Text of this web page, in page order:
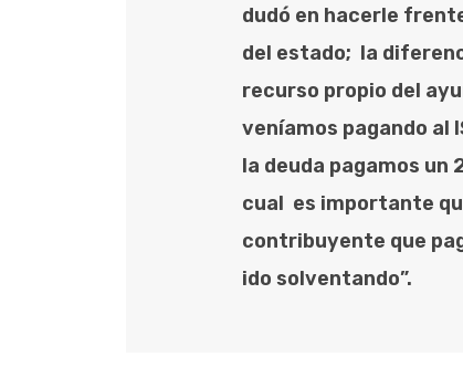
dudó en hacerle
del estado; la
recurso propio del
veníamos pagando al
la deuda pagamos un
cual es importante
contribuyente que
ido solventando”.